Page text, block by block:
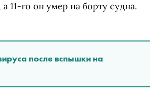
11-го он умер на борту судна.
после вспышки на